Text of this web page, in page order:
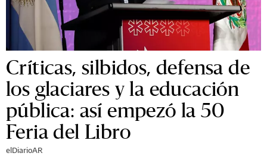
Críticas, silbidos, defensa de
los glaciares y la educación
pública: así empezó la 50
Feria del Libro
elDiarioAR